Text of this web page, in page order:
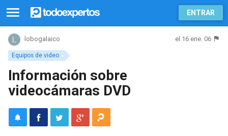
ENTRAR
Equipos de video
lobogalaico el 16 ene. 06
Información sobre
videocámaras DVD